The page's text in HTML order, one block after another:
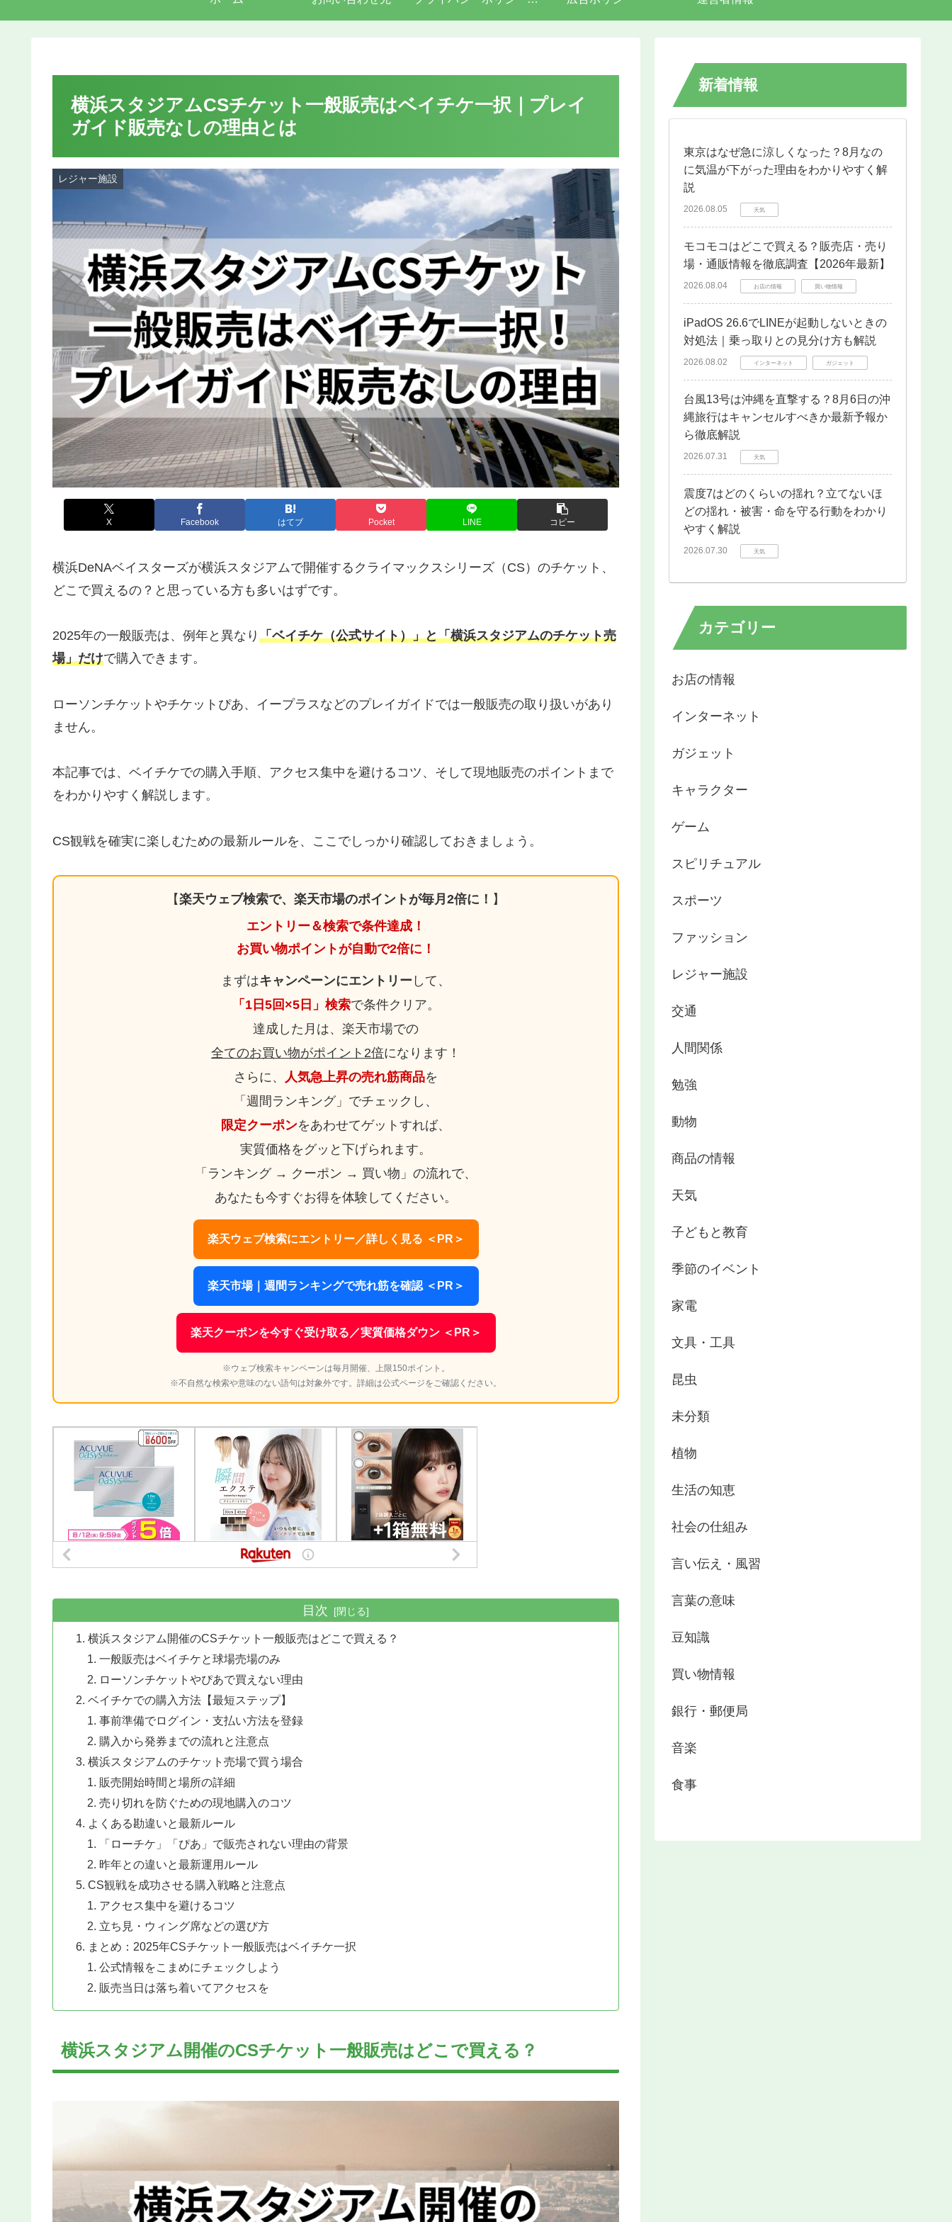
横浜スタジアムCSチケット一般販売はベイチケ一択｜プレイ
ガイド販売なしの理由とは
レジャー施設
X Facebook はてブ Pocket LINE コピー
横浜DeNAベイスターズが横浜スタジアムで開催するクライマックスシリーズ（CS）のチケット、
どこで買えるの？と思っている方も多いはずです。
2025年の一般販売は、例年と異なり 「ベイチケ（公式サイト）」と「横浜スタジアムのチケット売
場」だけで購入できます。
ローソンチケットやチケットぴあ、イープラスなどのプレイガイドでは一般販売の取り扱いがあり
ません。
本記事では、ベイチケでの購入手順、アクセス集中を避けるコツ、そして現地販売のポイントまで
をわかりやすく解説します。
CS観戦を確実に楽しむための最新ルールを、ここでしっかり確認しておきましょう。
【楽天ウェブ検索で、楽天市場のポイントが毎月2倍に！ 】
エントリー＆検索で条件達成！
お買い物ポイントが自動で2倍に！
まずはキャンペーンにエントリー して、
「1日5回×5日」検索で条件クリア。
達成した月は、楽天市場での
全てのお買い物がポイント2倍になります！
さらに、
人気急上昇の売れ筋商品を
「週間ランキング」でチェックし、
限定クーポンをあわせてゲットすれば、
実質価格をグッと下げられます。
「ランキング → クーポン → 買い物」の流れで、
あなたも今すぐお得を体験してください。
楽天ウェブ検索にエントリー／詳しく見る ＜PR＞
楽天市場｜週間ランキングで売れ筋を確認 ＜PR＞
楽天クーポンを今すぐ受け取る／実質価格ダウン ＜PR＞
※ウェブ検索キャンペーンは毎月開催、上限150ポイント。
※不自然な検索や意味のない語句は対象外です。詳細は公式ページをご確認ください。
目次
横浜スタジアム開催のCSチケット一般販売はどこで買える？
一般販売はベイチケと球場売場のみ
ローソンチケットやぴあで買えない理由
ベイチケでの購入方法【最短ステップ】
事前準備でログイン・支払い方法を登録
購入から発券までの流れと注意点
横浜スタジアムのチケット売場で買う場合
販売開始時間と場所の詳細
売り切れを防ぐための現地購入のコツ
よくある勘違いと最新ルール
「ローチケ」「ぴあ」で販売されない理由の背景
昨年との違いと最新運用ルール
CS観戦を成功させる購入戦略と注意点
アクセス集中を避けるコツ
立ち見・ウィング席などの選び方
まとめ：2025年CSチケット一般販売はベイチケ一択
公式情報をこまめにチェックしよう
販売当日は落ち着いてアクセスを
横浜スタジアム開催のCSチケット一般販売はどこで買える？
新着情報
東京はなぜ急に涼しくなった？8月なの
に気温が下がった理由をわかりやすく解
説
2026.08.05 天気
モコモコはどこで買える？販売店・売り
場・通販情報を徹底調査【2026年最新】
2026.08.04 お店の情報 買い物情報
iPadOS 26.6でLINEが起動しないときの
対処法｜乗っ取りとの見分け方も解説
2026.08.02 インターネット ガジェット
台風13号は沖縄を直撃する？8月6日の沖
縄旅行はキャンセルすべきか最新予報か
ら徹底解説
2026.07.31 天気
震度7はどのくらいの揺れ？立てないほ
どの揺れ・被害・命を守る行動をわかり
やすく解説
2026.07.30 天気
カテゴリー
お店の情報
インターネット
ガジェット
キャラクター
ゲーム
スピリチュアル
スポーツ
ファッション
レジャー施設
交通
人間関係
勉強
動物
商品の情報
天気
子どもと教育
季節のイベント
家電
文具・工具
昆虫
未分類
植物
生活の知恵
社会の仕組み
言い伝え・風習
言葉の意味
豆知識
買い物情報
銀行・郵便局
音楽
食事